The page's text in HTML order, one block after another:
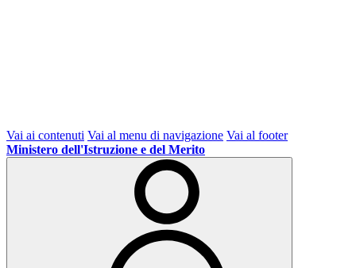
Vai ai contenuti Vai al menu di navigazione Vai al footer
Ministero dell'Istruzione e del Merito